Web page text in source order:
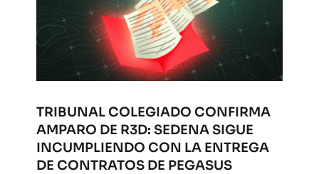
TRIBUNAL COLEGIADO CONFIRMA
AMPARO DE R3D: SEDENA SIGUE
INCUMPLIENDO CON LA ENTREGA
DE CONTRATOS DE PEGASUS